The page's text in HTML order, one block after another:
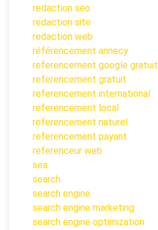
redaction seo
redaction site
redaction web
référencement annecy
referencement google gratuit
referencement gratuit
referencement international
referencement local
referencement naturel
referencement payant
referenceur web
sea
search
search engine
search engine marketing
search engine optimization